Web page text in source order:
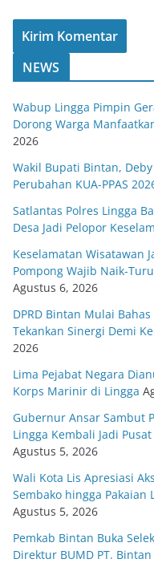
NEWS
Wabup Lingga Pimpin
Dorong Warga
2026
Wakil Bupati Bintan,
Perubahan KUA-PPAS
Satlantas Polres Lingga
Desa Jadi Pelopor
Keselamatan Wisatawan
Pompong Wajib Naik-
Agustus 6, 2026
DPRD Bintan Mulai Bahas
Tekankan Sinergi Demi
2026
Lima Pejabat Negara
Korps Marinir di Lingga
Gubernur Ansar Sambut
Lingga Kembali Jadi
Agustus 5, 2026
Wali Kota Lis Apresiasi
Sembako hingga Pakaian
Agustus 5, 2026
Pemkab Bintan Buka
Direktur BUMD PT.